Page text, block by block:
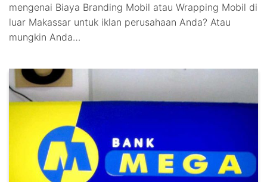
mengenai Biaya Branding Mobil atau Wrapping Mobil di
luar Makassar untuk iklan perusahaan Anda? Atau
mungkin Anda…